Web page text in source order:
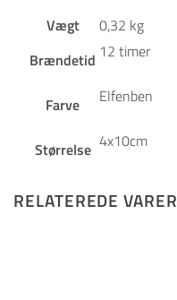
Vægt
0,32 kg
Brændetid 12 timer
Farve Elfenben
Størrelse 4x10cm
RELATEREDE VARER